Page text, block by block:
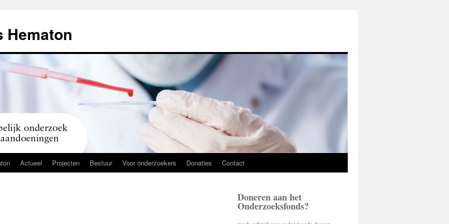
Hematon
Actueel Projecten Bestuur Voor onderzoekers Donaties Contact
Doneren aan het
Onderzoeksfonds?